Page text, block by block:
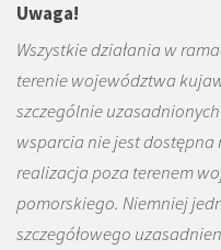
Uwaga!
Wszystkie działania w
terenie województwa
szczególnie uzasadnionych
wsparcia nie jest
realizacja poza terenem
pomorskiego. Niemniej
szczegółowego